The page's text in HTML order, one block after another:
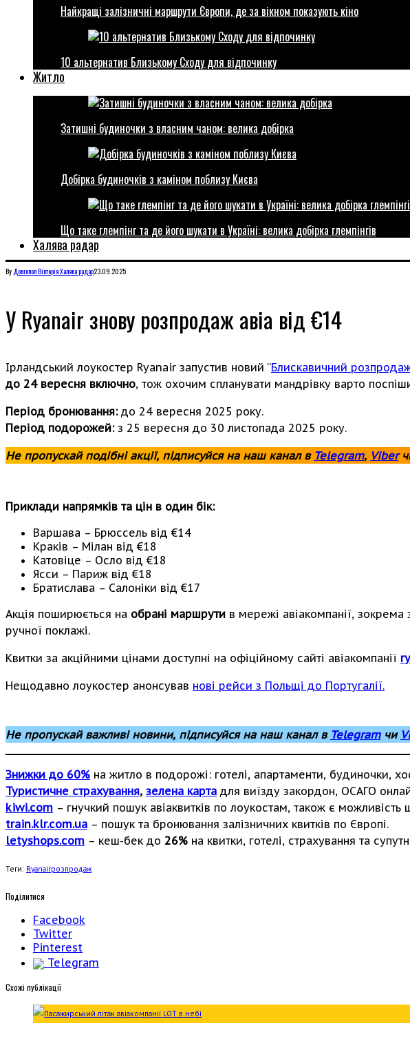
Найкращі залізничні маршрути Європи, де за вікном показують кіно
10 альтернатив Близькому Сходу для відпочинку
Житло
Затишні будиночки з власним чаном: велика добірка
Добірка будиночків з каміном поблизу Києва
Що таке глемпінг та де його шукати в Україні: велика добірка глемпінгів
Халява радар
ByДовгопол ВікторіяХалява радар23.09.2025
У Ryanair знову розпродаж авіа від €14
Ірландський лоукостер Ryanair запустив новий “Блискавичний
до 24 вересня включно, тож охочим спланувати мандрівку варто
Період бронювання:до 24 вересня 2025 року.
Період подорожей:з 25 вересня до 30 листопада 2025 року.
Не пропускай подібні акції, підписуйся на наш канал в Telegram, Viber
Приклади напрямків та цін в один бік:
Варшава – Брюссель від €14
Краків – Мілан від €18
Катовіце – Осло від €18
Ясси – Париж від €18
Братислава – Салоніки від €17
Акція поширюється на обрані маршрути в мережі авіакомпанії,
ручної поклажі.
Квитки за акційними цінами доступні на офіційному сайті авіакомпанії
Нещодавно лоукостер анонсував нові рейси з Польщі до Португалії.
Не пропускай важливі новини, підписуйся на наш канал в Telegramчи
Знижки до 60% на житло в подорожі: готелі, апартаменти, будиночки,
Туристичне страхування, зелена карта для виїзду закордон, ОСАГО
kiwi.com – гнучкий пошук авіаквитків по лоукостам, також є можливість
train.klr.com.ua – пошук та бронювання залізничних квитків по Європі.
letyshops.com – кеш-бек до 26% на квитки, готелі, страхування та
Теги: Ryanairрозпродаж
Поділитися
Facebook
Twitter
Pinterest
Telegram
Cхожі публікації